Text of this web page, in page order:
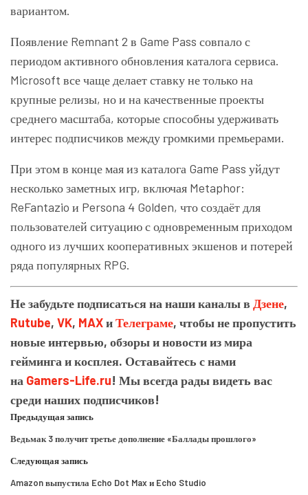
вариантом.
Появление Remnant 2 в Game Pass совпало с
периодом активного обновления каталога сервиса.
Microsoft все чаще делает ставку не только на
крупные релизы, но и на качественные проекты
среднего масштаба, которые способны удерживать
интерес подписчиков между громкими премьерами.
При этом в конце мая из каталога Game Pass уйдут
несколько заметных игр, включая Metaphor:
ReFantazio и Persona 4 Golden, что создаёт для
пользователей ситуацию с одновременным приходом
одного из лучших кооперативных экшенов и потерей
ряда популярных RPG.
Не забудьте подписаться на наши каналы в Дзене,
Rutube, VK, MAXиТелеграме, чтобы не пропустить
новые интервью, обзоры и новости из мира
гейминга и косплея. Оставайтесь с нами
на Gamers-Life.ru! Мы всегда рады видеть вас
среди наших подписчиков!
Предыдущая запись
Ведьмак 3 получит третье дополнение «Баллады прошлого»
Следующая запись
Amazon выпустила Echo Dot Max и Echo Studio